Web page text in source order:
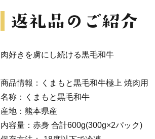
肉好きを虜にし続ける黒毛和牛
商品情報：くまもと黒毛和牛極上 焼肉用
名称：くまもと黒毛和牛
産地：熊本県産
内容量：赤身 合計600g(300g×2パック)